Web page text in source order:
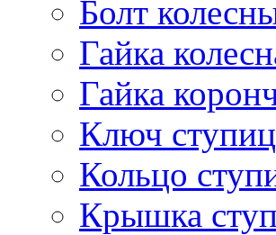
Болт
Гайка
Гайка
Ключ
Кольцо
Крышка